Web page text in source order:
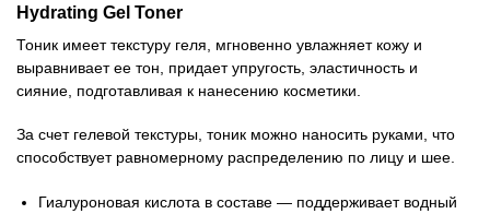
Hydrating Gel Toner
Тоник имеет текстуру геля, мгновенно увлажняет кожу и
выравнивает ее тон, придает упругость, эластичность и
сияние, подготавливая к нанесению косметики.
За счет гелевой текстуры, тоник можно наносить руками, что
способствует равномерному распределению по лицу и шее.
Гиалуроновая кислота в составе — поддерживает водный